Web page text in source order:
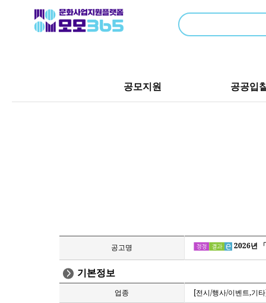
공모지원 공공입
공고명 2026년
기본정보
업종
[전시/행사/이벤트,기